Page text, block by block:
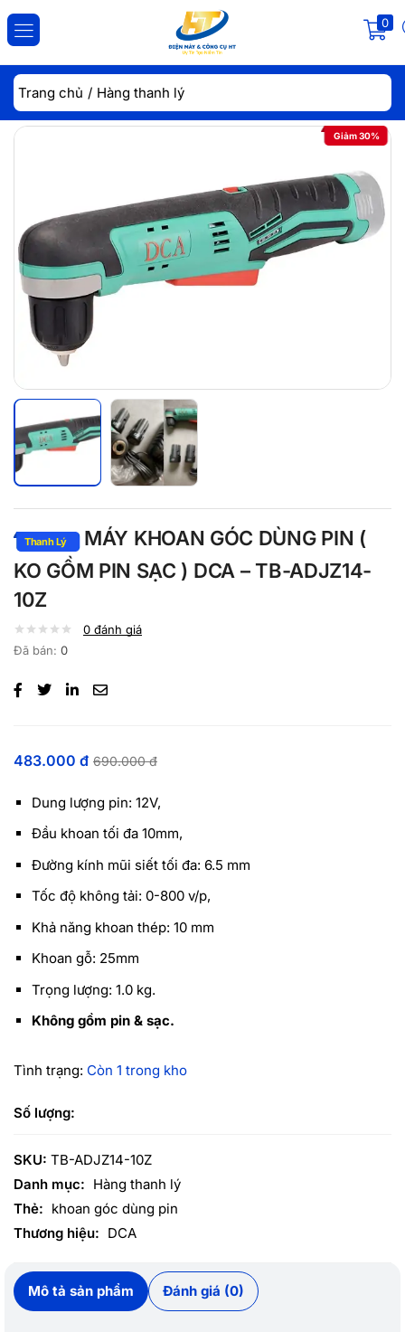
0
ĐĂNG NHẬP ĐĂNG KÝ
Nhập tài khoản và mật khẩu để đăng nhập.
Lưu đăng nhập
Trang chủ Hàng thanh lý
Giảm 30%
MÁY KHOAN GÓC DÙNG PIN (
KO GỒM PIN SẠC ) DCA – TB-ADJZ14-
10Z
0 đánh giá
Đã bán: 0
483.000 đ 690.000đ
Dung lượng pin: 12V,
Đầu khoan tối đa 10mm,
Đường kính mũi siết tối đa: 6.5 mm
Tốc độ không tải: 0-800 v/p,
Khả năng khoan thép: 10 mm
Khoan gỗ: 25mm
Trọng lượng: 1.0 kg.
Không gồm pin & sạc.
Tình trạng: Còn 1 trong kho
SKU: TB-ADJZ14-10Z
Danh mục: Hàng thanh lý
Thẻ: khoan góc dùng pin
Thương hiệu: DCA
Mô tả sản phẩm Đánh giá (0)